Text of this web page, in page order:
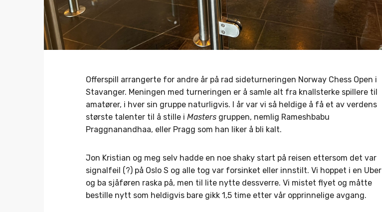
Offerspill arrangerte for andre år på rad sideturneringen Norway Chess Open i
Stavanger. Meningen med turneringen er å samle alt fra knallsterke spillere til
amatører, i hver sin gruppe naturligvis. I år var vi så heldige å få et av verdens
største talenter til å stille i Masters gruppen, nemlig Rameshbabu
Praggnanandhaa, eller Pragg som han liker å bli kalt.
Jon Kristian og meg selv hadde en noe shaky start på reisen ettersom det var
signalfeil (?) på Oslo S og alle tog var forsinket eller innstilt. Vi hoppet i en Uber
og ba sjåføren raska på, men til lite nytte dessverre. Vi mistet flyet og måtte
bestille nytt som heldigvis bare gikk 1,5 time etter vår opprinnelige avgang.